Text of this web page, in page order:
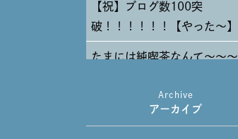
【祝】ブログ数100突
破！！！！！！【やった～】
たまには純喫茶なんて～～～
Archive
アーカイブ